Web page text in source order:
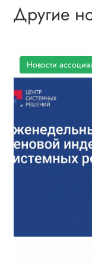
Другие
Новости